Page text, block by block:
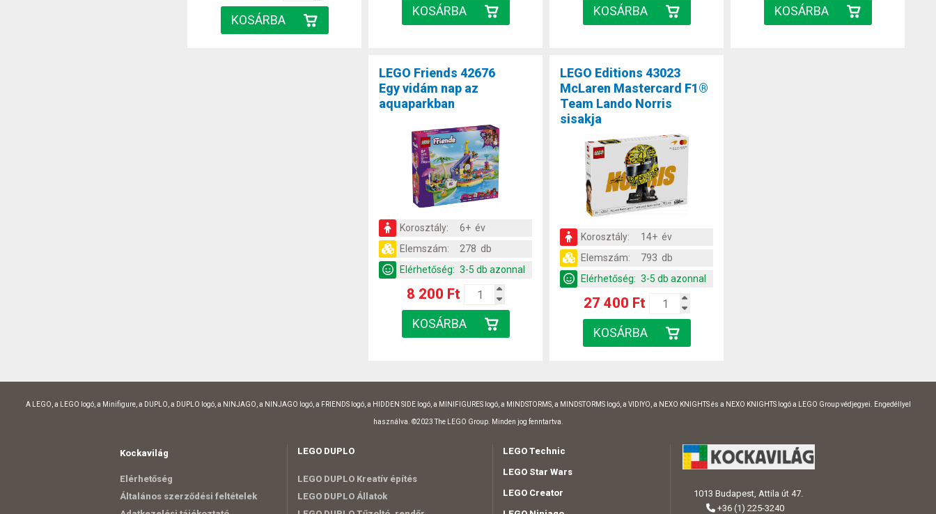
LEGO Friends 42676
Egy vidám nap az
aquaparkban
Korosztály:
6+ év
Elemszám:
278 db
Elérhetőség: 3-5 db azonnal
8 200 Ft
LEGO Editions 43023
McLaren Mastercard F1®
Team Lando Norris
sisakja
Korosztály:
14+ év
Elemszám:
793 db
Elérhetőség: 3-5 db azonnal
27 400 Ft
A LEGO, a LEGO logó, a Minifigure, a DUPLO, a DUPLO logó, a NINJAGO, a NINJAGO logó, a FRIENDS logó, a HIDDEN SIDE logó, a MINIFIGURES logó, a MINDSTORMS, a MINDSTORMS logó, a VIDIYO, a NEXO KNIGHTS és a NEXO KNIGHTS logó a LEGO Group védjegyei. Engedéllyel
használva. ©2023 The LEGO Group. Minden jog fenntartva.
Kockavilág
Elérhetőség
Általános szerződési feltételek
LEGO DUPLO
LEGO DUPLO Kreatív építés
LEGO DUPLO Állatok
LEGO Technic
LEGO Star Wars
LEGO Creator
1013 Budapest, Attila út 47.
+36 (1) 225-3240